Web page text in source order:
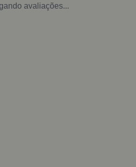
avaliações...